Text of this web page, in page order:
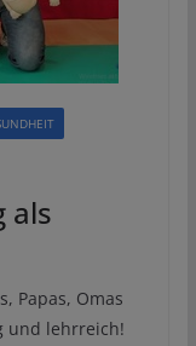
als
Papas, Omas
und lehrreich!